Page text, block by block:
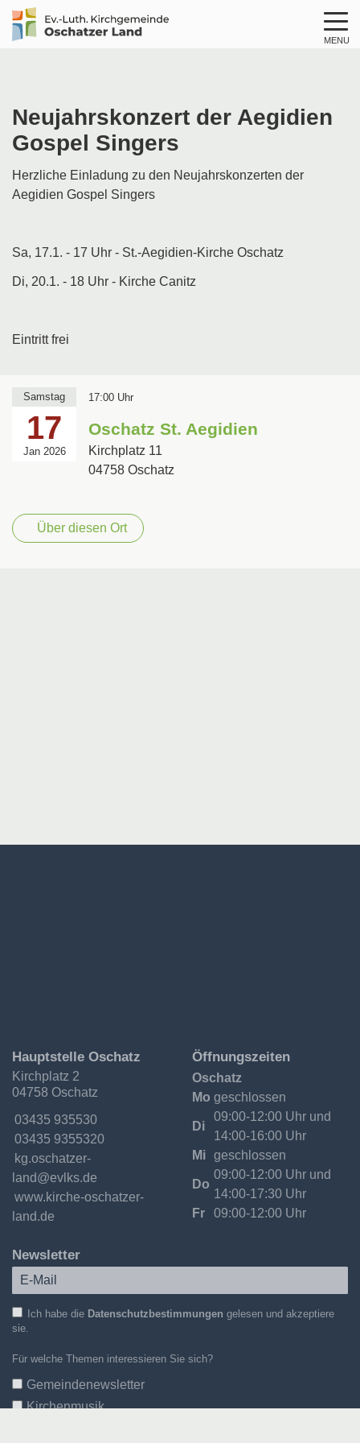
Land
MENU
Neujahrskonzert der Aegidien
Gospel Singers
Herzliche Einladung zu den Neujahrskonzerten der
Aegidien Gospel Singers
Sa, 17.1. - 17 Uhr - St.-Aegidien-Kirche Oschatz
Di, 20.1. - 18 Uhr - Kirche Canitz
Eintritt frei
Samstag
17
Jan 2026
17:00 Uhr
Oschatz St. Aegidien
Kirchplatz 11
04758 Oschatz
Über diesen Ort
Ev.-
Luth.
Kirchgemeinde
Oschatzer
Hauptstelle Oschatz
Kirchplatz 2
04758 Oschatz
Telefon:
03435 935530
Fax:
03435 9355320
Email:
Internet:
www.kirche-oschatzer-
land.de
Öffnungszeiten
Oschatz
Mo geschlossen
Di
09:00-12:00 Uhr und
14:00-16:00 Uhr
Mi geschlossen
Do
09:00-12:00 Uhr und
14:00-17:30 Uhr
Fr
09:00-12:00 Uhr
Newsletter
Ich habe die Datenschutzbestimmungen gelesen und akzeptiere
sie.
Für welche Themen interessieren Sie sich?
Gemeindenewsletter
Kirchenmusik